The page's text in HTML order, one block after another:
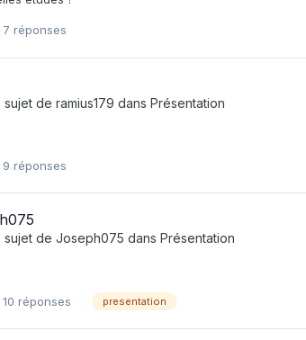
7 réponses
sujet de ramius179 dans Présentation
9 réponses
sujet de Joseph075 dans Présentation
10 réponses presentation